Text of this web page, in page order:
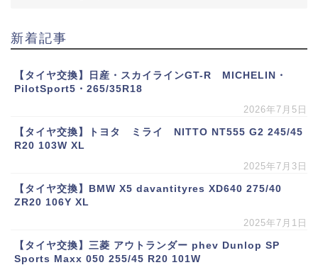
新着記事
【タイヤ交換】日産・スカイラインGT-R MICHELIN・
PilotSport5・265/35R18
2026年7月5日
【タイヤ交換】トヨタ ミライ NITTO NT555 G2 245/45
R20 103W XL
2025年7月3日
【タイヤ交換】BMW X5 davantityres XD640 275/40
ZR20 106Y XL
2025年7月1日
【タイヤ交換】三菱 アウトランダー phev Dunlop SP
Sports Maxx 050 255/45 R20 101W